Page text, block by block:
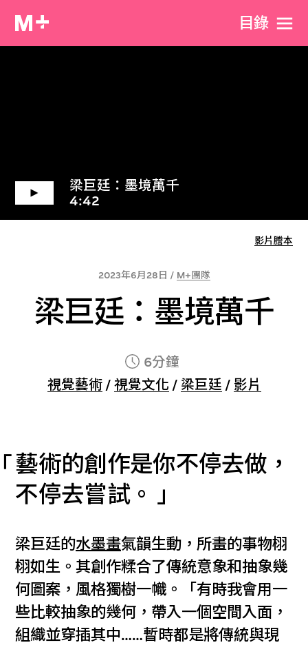
目​錄
梁巨廷：墨境萬千
4:42
影片謄本
2023年6月28日 / M+團隊
梁巨廷：墨境萬千
6分鐘
視覺藝術/ 視覺文化 / 梁巨廷 / 影片
藝術的創作是你不停去做，
不停去嘗試。
梁巨廷的水墨畫氣韻生動，所畫的事物栩
栩如生。其創作糅合了傳統意象和抽象幾
何圖案，風格獨樹一幟。「有時我會用一
些比較抽象的幾何，帶入一個空間入面，
組織並穿插其中……暫時都是將傳統與現